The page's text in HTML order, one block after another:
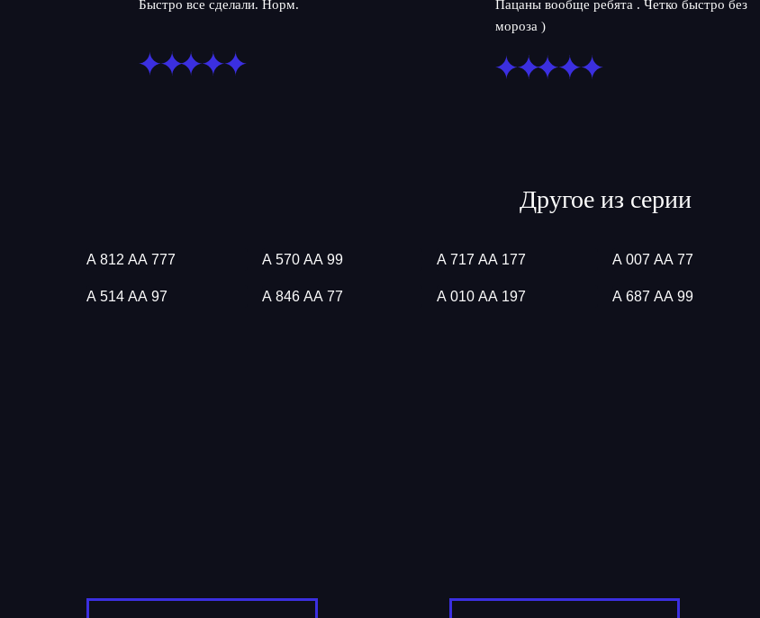
Быстро все сделали. Норм.
Пацаны вообще ребята . Четко быстро без
мороза )
Другое из серии
А 812 АА 777 А 570 АА 99 А 717 АА 177 А 007 АА 77
А 514 АА 97 А 846 АА 77 А 010 АА 197 А 687 АА 99